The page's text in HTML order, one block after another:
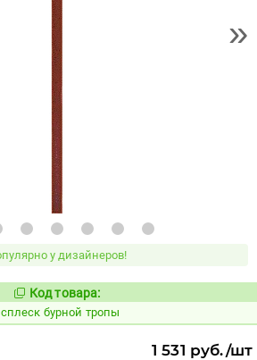
»
у дизайнеров!
Код:
235358
Код товара:
бурной тропы
1 531 руб./шт